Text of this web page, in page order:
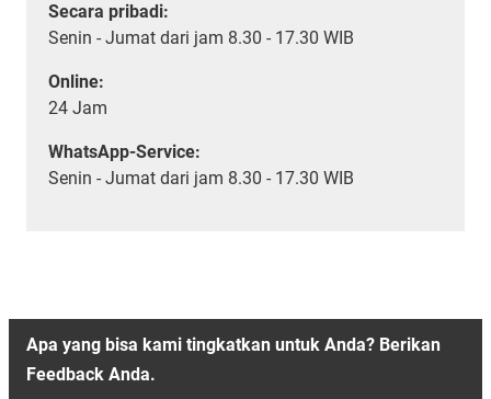
Secara pribadi:
Senin - Jumat dari jam 8.30 - 17.30 WIB
Online:
24 Jam
WhatsApp-Service:
Senin - Jumat dari jam 8.30 - 17.30 WIB
Apa yang bisa kami tingkatkan untuk Anda? Berikan
Feedback Anda.